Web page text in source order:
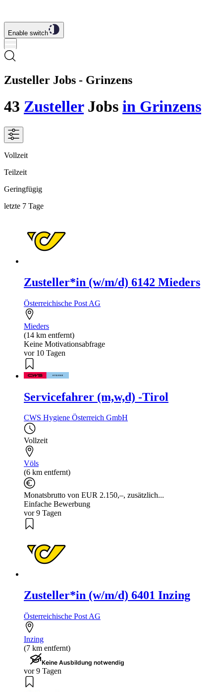
Enable switch
Zusteller Jobs - Grinzens
43 ZustellerJobs in Grinzens
Vollzeit
Teilzeit
Geringfügig
letzte 7 Tage
Zusteller*in (w/m/d) 6142 Mieders
Österreichische Post AG
Mieders
(14 km entfernt)
Keine Motivationsabfrage
vor 10 Tagen
Servicefahrer (m,w,d) -Tirol
CWS Hygiene Österreich GmbH
Vollzeit
Völs
(6 km entfernt)
Monatsbrutto von EUR 2.150,–, zusätzlich...
Einfache Bewerbung
vor 9 Tagen
Zusteller*in (w/m/d) 6401 Inzing
Österreichische Post AG
Inzing
(7 km entfernt)
Keine Ausbildung notwendig
vor 9 Tagen